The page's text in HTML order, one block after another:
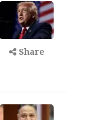
Share